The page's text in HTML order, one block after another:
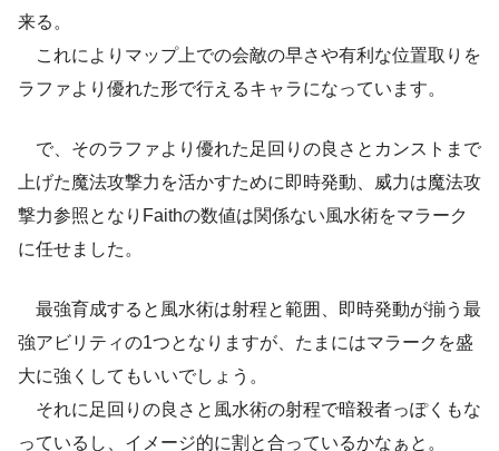
来る。
これによりマップ上での会敵の早さや有利な位置取りを
ラファより優れた形で行えるキャラになっています。
で、そのラファより優れた足回りの良さとカンストまで
上げた魔法攻撃力を活かすために即時発動、威力は魔法攻
撃力参照となりFaithの数値は関係ない風水術をマラーク
に任せました。
最強育成すると風水術は射程と範囲、即時発動が揃う最
強アビリティの1つとなりますが、たまにはマラークを盛
大に強くしてもいいでしょう。
それに足回りの良さと風水術の射程で暗殺者っぽくもな
っているし、イメージ的に割と合っているかなぁと。